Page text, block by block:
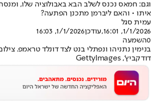
וגם: חמאס נכנס לשלב הבא באבולוציה שלו,
איתו • והאם ליברמן מתכנן הפתעה?
עמית סגל
1/1/2026, 16:01
,עודכן1/1/2026, 16:03
0השמעה
בנימין נתניהו ונפתלי בנט לצד דונלד טראמפ.
דודקביץ', GettyImages